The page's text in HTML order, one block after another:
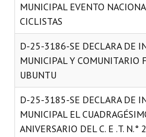
MUNICIPAL EVENTO
CICLISTAS
D-25-3186-SE DECLARA DE
MUNICIPAL Y COMUNITARIO
UBUNTU
D-25-3185-SE DECLARA DE
MUNICIPAL EL
ANIVERSARIO DEL C. E .T. N.°